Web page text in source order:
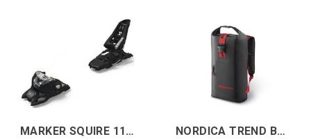
MARKER SQUIRE 11 (100MM) NORDICA TREND BACKBAG Svart/Röd